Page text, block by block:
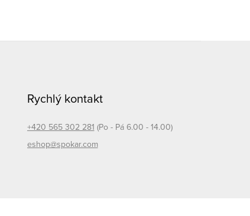
Rychlý kontakt
+420 565 302 281 (Po - Pá 6.00 - 14.00)
eshop@spokar.com